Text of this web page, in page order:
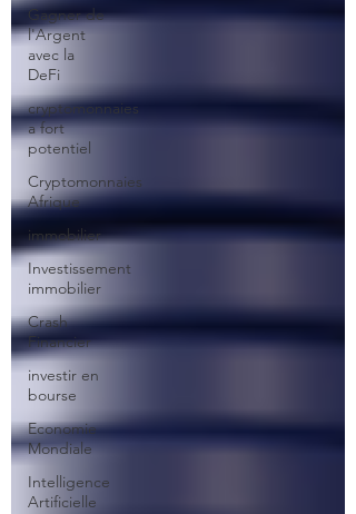
Gagner de
l'Argent
avec la
DeFi
cryptomonnaies
a fort
potentiel
Cryptomonnaies
Afrique
immobilier
Investissement
immobilier
Crash
Financier
investir en
bourse
Economie
Mondiale
Intelligence
Artificielle